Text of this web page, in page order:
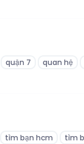
quận 7 quan hệ
tìm bạn hcm tìm